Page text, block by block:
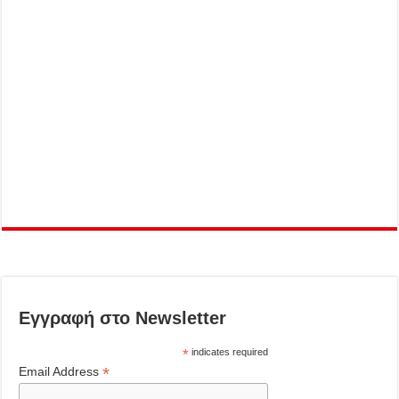
Εγγραφή στο Newsletter
*indicates required
Email Address*